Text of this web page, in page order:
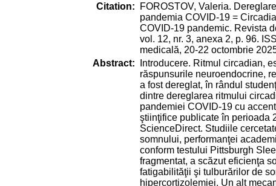
Citation:
FOROSTOV, Valeria.
pandemia COVID-19 =
COVID-19 pandemic. Revista
vol. 12, nr. 3, anexa 2, p. 96.
medicală, 20-22 octombrie
Abstract:
Introducere. Ritmul circadian,
răspunsurile neuroendocrine,
a fost dereglat, în rândul
dintre dereglarea ritmului
pandemiei COVID-19 cu
ştiinţifice publicate în perioada
ScienceDirect. Studiile
somnului, performanţei
conform testului Pittsburgh
fragmentat, a scăzut eficienţa
fatigabilităţii şi tulburărilor de
hipercortizolemiei. Un alt